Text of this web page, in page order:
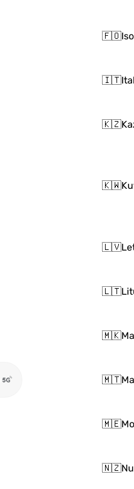
🇫🇴
🇮🇹
🇰🇿
🇰🇼
🇱🇻
🇱🇹
🇲🇰
🇲🇹
🇲🇪
🇳🇿